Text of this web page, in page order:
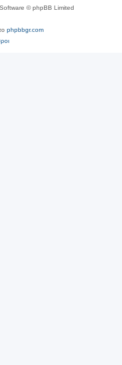
© phpBB Limited
phpbbgr.com